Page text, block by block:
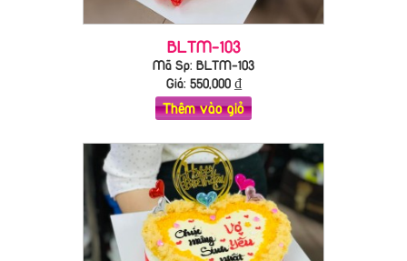
BLTM-103
Mã Sp: BLTM-103
Giá: 550,000₫
Thêm vào giỏ